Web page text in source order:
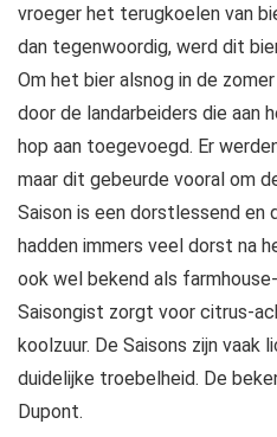
vroeger het terugkoelen van
dan tegenwoordig, werd dit
Om het bier alsnog in de
door de landarbeiders die aan
hop aan toegevoegd. Er
maar dit gebeurde vooral om
Saison is een dorstlessend en
hadden immers veel dorst na
ook wel bekend als
Saisongist zorgt voor citrus-
koolzuur. De Saisons zijn vaak
duidelijke troebelheid. De
Dupont.